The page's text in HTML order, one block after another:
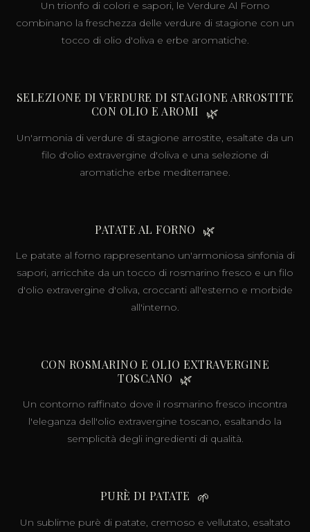
Un trionfo di colori e sapori, le Verdure Al Forno
combinano la freschezza delle verdure di stagione con un
tocco di olio d'oliva e erbe aromatiche.
SELEZIONE DI VERDURE DI STAGIONE ARROSTITE
CON OLIO E AROMI
🌿
Un'armonia di verdure di stagione arrostite, esaltate da un
filo d'olio extravergine d'oliva e una selezione di
aromatiche erbe mediterranee.
PATATE AL FORNO 🌿
Le patate al forno rappresentano un'armoniosa sinfonia di
sapori, arricchite da un tocco di rosmarino fresco e un filo
d'olio extravergine d'oliva, croccanti all'esterno e morbide
all'interno.
CON ROSMARINO E OLIO EXTRAVERGINE
TOSCANO
🌿
Un contorno raffinato dove il rosmarino fresco incontra
l'eleganza dell'olio extravergine toscano, esaltando la
semplicità degli ingredienti di qualità.
PURÈ DI PATATE 🌱
Un sublime purè di patate, cremoso e vellutato, esaltato